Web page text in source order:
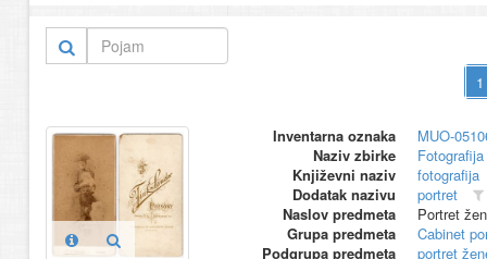
Inventarna oznaka
MUO-
Naziv zbirke
Književni naziv
fotografija
Dodatak nazivu
portret
Naslov predmeta
Portret
Grupa predmeta
Cabinet
Podgrupa predmeta
portret